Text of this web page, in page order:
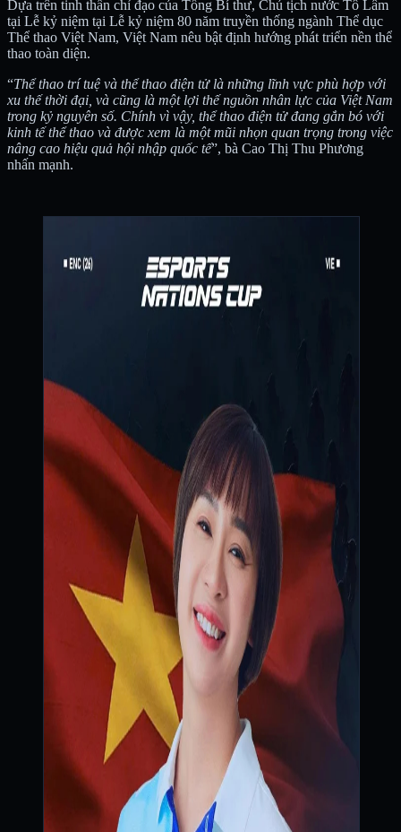
Dựa trên tinh thần chỉ đạo của Tổng Bí thư, Chủ tịch nước Tô Lâm
tại Lễ kỷ niệm tại Lễ kỷ niệm 80 năm truyền thống ngành Thể dục
Thể thao Việt Nam, Việt Nam nêu bật định hướng phát triển nền thể
thao toàn diện.
“Thể thao trí tuệ và thể thao điện tử là những lĩnh vực phù hợp với
xu thế thời đại, và cũng là một lợi thế nguồn nhân lực của Việt Nam
trong kỷ nguyên số. Chính vì vậy, thể thao điện tử đang gắn bó với
kinh tế thể thao và được xem là một mũi nhọn quan trọng trong việc
nâng cao hiệu quả hội nhập quốc tế”, bà Cao Thị Thu Phương
nhấn mạnh.